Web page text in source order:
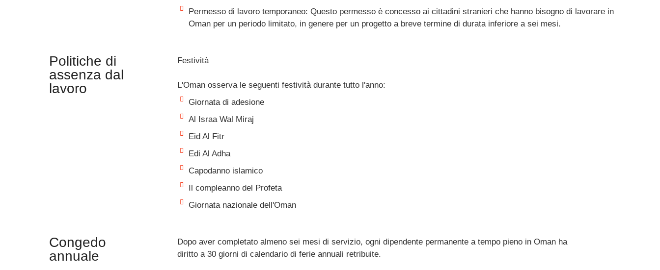
Permesso di lavoro temporaneo: Questo permesso è concesso ai cittadini stranieri che hanno bisogno di lavorare in
Oman per un periodo limitato, in genere per un progetto a breve termine di durata inferiore a sei mesi.
Politiche di
assenza dal
lavoro
Festività
L'Oman osserva le seguenti festività durante tutto l'anno:
Giornata di adesione
Al Israa Wal Miraj
Eid Al Fitr
Edi Al Adha
Capodanno islamico
Il compleanno del Profeta
Giornata nazionale dell'Oman
Congedo
annuale
Dopo aver completato almeno sei mesi di servizio, ogni dipendente permanente a tempo pieno in Oman ha
diritto a 30 giorni di calendario di ferie annuali retribuite.